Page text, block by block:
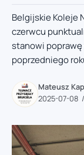
Belgijskie Koleje
czerwcu
stanowi
poprzedniego
Mateusz
2025-07-08